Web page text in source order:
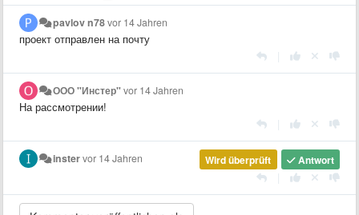
pavlov n78vor 14 Jahren
проект отправлен на почту
ООО "Инстер"vor 14 Jahren
На рассмотрении!
Antwort
Wird überprüft
instervor 14 Jahren